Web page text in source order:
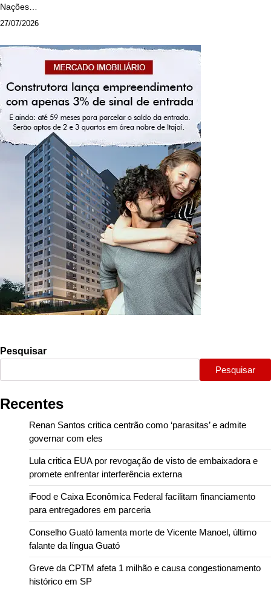
Nações…
27/07/2026
Pesquisar
Pesquisar
Recentes
Renan Santos critica centrão como ‘parasitas’ e admite
governar com eles
Lula critica EUA por revogação de visto de embaixadora e
promete enfrentar interferência externa
iFood e Caixa Econômica Federal facilitam financiamento
para entregadores em parceria
Conselho Guató lamenta morte de Vicente Manoel, último
falante da língua Guató
Greve da CPTM afeta 1 milhão e causa congestionamento
histórico em SP